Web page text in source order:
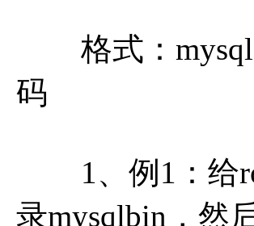
格式：
码
1、例1：给
录mysqlbin，然